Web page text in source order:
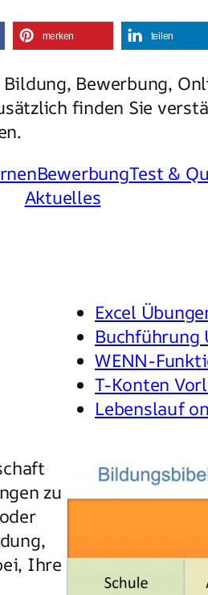
merken teilen
Bewerbung,
finden Sie
BewerbungTest &
Aktuelles
Excel
Buchführung
WENN-
T-Konten
Lebenslauf
zu
Ihre